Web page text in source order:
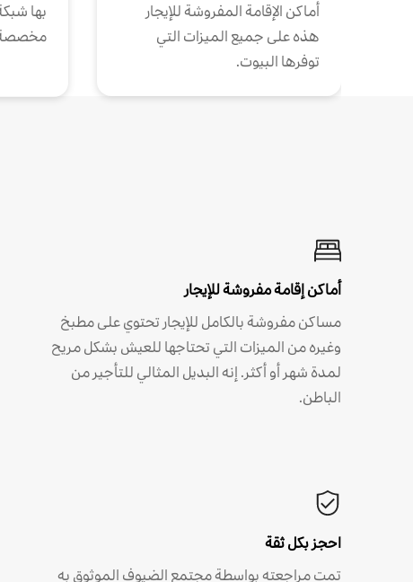
أماكن الإقامة المفروشة للإيجار
هذه على جميع الميزات التي
توفرها البيوت.
بها
أماكن إقامة مفروشة للإيجار
مساكن مفروشة بالكامل للإيجار تحتوي على مطبخ
وغيره من الميزات التي تحتاجها للعيش بشكل مريح
لمدة شهر أو أكثر. إنه البديل المثالي للتأجير من
الباطن.
احجز بكل ثقة
تمت مراجعته بواسطة مجتمع الضيوف الموثوق به